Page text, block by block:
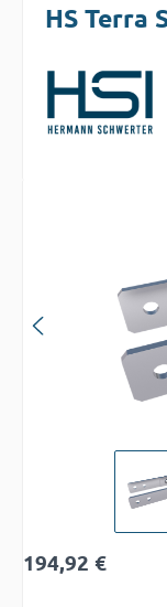
HS Terra
Regulärer Preis:
194,92 €